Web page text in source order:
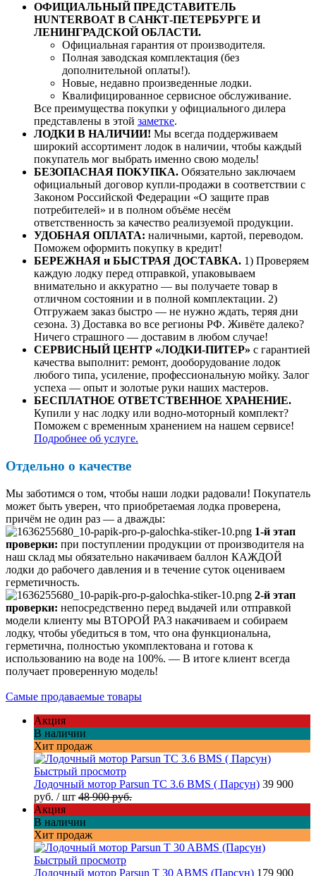
ОФИЦИАЛЬНЫЙ ПРЕДСТАВИТЕЛЬ
HUNTERBOAT В САНКТ-ПЕТЕРБУРГЕ И
ЛЕНИНГРАДСКОЙ ОБЛАСТИ.
Официальная гарантия от производителя.
Полная заводская комплектация (без
дополнительной оплаты!).
Новые, недавно произведенные лодки.
Квалифицированное сервисное обслуживание.
Все преимущества покупки у официального дилера
представлены в этой заметке.
ЛОДКИ В НАЛИЧИИ! Мы всегда поддерживаем
широкий ассортимент лодок в наличии, чтобы каждый
покупатель мог выбрать именно свою модель!
БЕЗОПАСНАЯ ПОКУПКА. Обязательно заключаем
официальный договор купли-продажи в соответствии с
Законом Российской Федерации «О защите прав
потребителей» и в полном объёме несём
ответственность за качество реализуемой продукции.
УДОБНАЯ ОПЛАТА: наличными, картой, переводом.
Поможем оформить покупку в кредит!
БЕРЕЖНАЯ и БЫСТРАЯ ДОСТАВКА. 1) Проверяем
каждую лодку перед отправкой, упаковываем
внимательно и аккуратно — вы получаете товар в
отличном состоянии и в полной комплектации. 2)
Отгружаем заказ быстро — не нужно ждать, теряя дни
сезона. 3) Доставка во все регионы РФ. Живёте далеко?
Ничего страшного — доставим в любом случае!
СЕРВИСНЫЙ ЦЕНТР «ЛОДКИ-ПИТЕР» с гарантией
качества выполнит: ремонт, дооборудование лодок
любого типа, усиление, профессиональную мойку. Залог
успеха — опыт и золотые руки наших мастеров.
БЕСПЛАТНОЕ ОТВЕТСТВЕННОЕ ХРАНЕНИЕ.
Купили у нас лодку или водно-моторный комплект?
Поможем с временным хранением на нашем сервисе!
Подробнее об услуге.
Отдельно о качестве
Мы заботимся о том, чтобы наши лодки радовали! Покупатель
может быть уверен, что приобретаемая лодка проверена,
причём не один раз — а дважды:
1-й этап
проверки: при поступлении продукции от производителя на
наш склад мы обязательно накачиваем баллон КАЖДОЙ
лодки до рабочего давления и в течение суток оцениваем
герметичность.
2-й этап
проверки: непосредственно перед выдачей или отправкой
модели клиенту мы ВТОРОЙ РАЗ накачиваем и собираем
лодку, чтобы убедиться в том, что она функциональна,
герметична, полностью укомплектована и готова к
использованию на воде на 100%. — В итоге клиент всегда
получает проверенную модель!
Самые продаваемые товары
Акция
В наличии
Хит продаж
Быстрый просмотр
Лодочный мотор Parsun TC 3.6 BMS ( Парсун) 39 900
руб. / шт 48 900 руб.
Акция
В наличии
Хит продаж
Быстрый просмотр
Лодочный мотор Parsun T 30 ABMS (Парсун) 179 900